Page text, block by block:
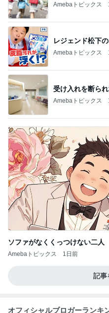
Amebaトピックス
レジェンド松下
Amebaトピックス
受け入れを断ら
Amebaトピックス
ソファがなくくっつけない二人
Amebaトピックス 1日前
記事
オフィシャルブロガーランキ